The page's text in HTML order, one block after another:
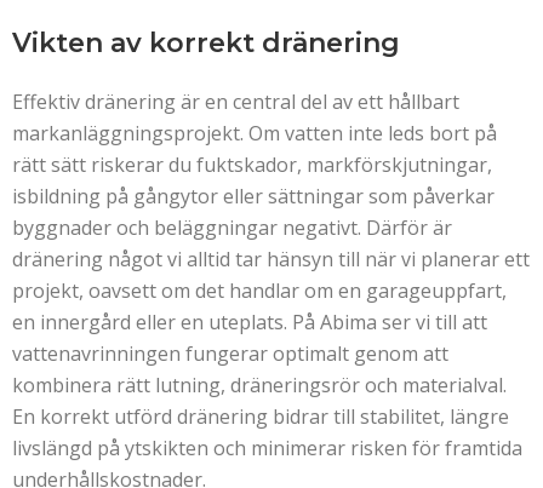
Vikten av korrekt dränering
Effektiv dränering är en central del av ett hållbart
markanläggningsprojekt. Om vatten inte leds bort på
rätt sätt riskerar du fuktskador, markförskjutningar,
isbildning på gångytor eller sättningar som påverkar
byggnader och beläggningar negativt. Därför är
dränering något vi alltid tar hänsyn till när vi planerar ett
projekt, oavsett om det handlar om en garageuppfart,
en innergård eller en uteplats. På Abima ser vi till att
vattenavrinningen fungerar optimalt genom att
kombinera rätt lutning, dräneringsrör och materialval.
En korrekt utförd dränering bidrar till stabilitet, längre
livslängd på ytskikten och minimerar risken för framtida
underhållskostnader.